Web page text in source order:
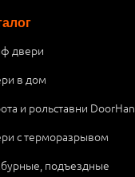
двери
в дом
и рольставни DoorHan
с терморазрывом
подъездные